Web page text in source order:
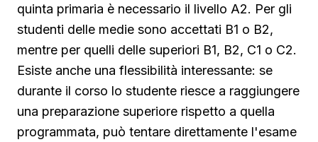
quinta primaria è necessario il livello A2. Per gli
studenti delle medie sono accettati B1 o B2,
mentre per quelli delle superiori B1, B2, C1 o C2.
Esiste anche una flessibilità interessante: se
durante il corso lo studente riesce a raggiungere
una preparazione superiore rispetto a quella
programmata, può tentare direttamente l'esame